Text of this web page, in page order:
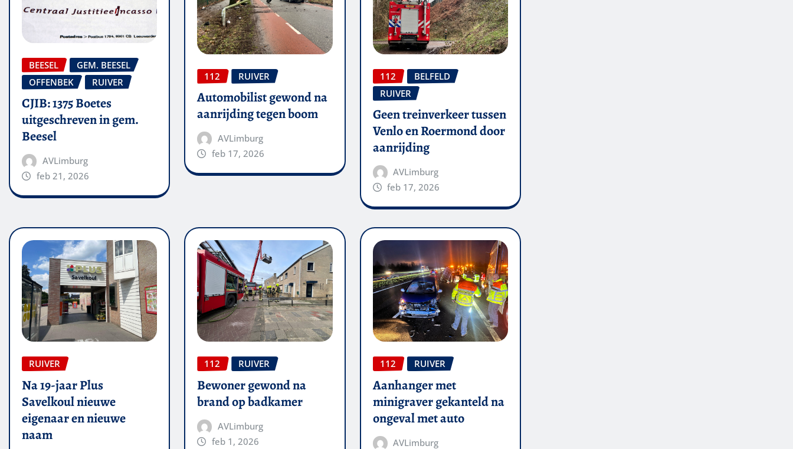
BEESEL
GEM. BEESEL
OFFENBEK
RUIVER
CJIB: 1375 Boetes
uitgeschreven in gem.
Beesel
AVLimburg
feb 21, 2026
112 RUIVER
Automobilist gewond na
aanrijding tegen boom
AVLimburg
feb 17, 2026
112
BELFELD
RUIVER
Geen treinverkeer tussen
Venlo en Roermond door
aanrijding
AVLimburg
feb 17, 2026
RUIVER
Na 19-jaar Plus
Savelkoul nieuwe
eigenaar en nieuwe
naam
112 RUIVER
Bewoner gewond na
brand op badkamer
AVLimburg
feb 1, 2026
112 RUIVER
Aanhanger met
minigraver gekanteld na
ongeval met auto
AVLimburg